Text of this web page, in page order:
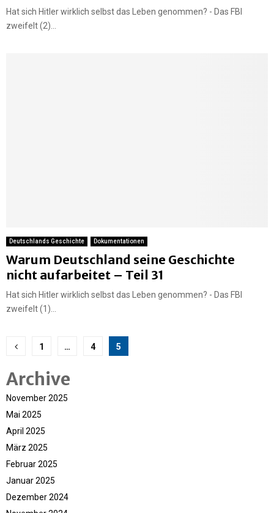
Hat sich Hitler wirklich selbst das Leben genommen? - Das FBI
zweifelt (2)...
Deutschlands Geschichte Dokumentationen
Warum Deutschland seine Geschichte
nicht aufarbeitet – Teil 31
Hat sich Hitler wirklich selbst das Leben genommen? - Das FBI
zweifelt (1)...
Seitennummerierung
der
Beiträge
1 … 4 5
Archive
November 2025
Mai 2025
April 2025
März 2025
Februar 2025
Januar 2025
Dezember 2024